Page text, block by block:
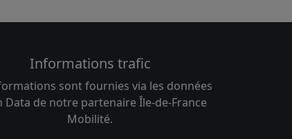
Informations trafic
sont fournies via les données
Data de notre partenaire Île-de-France
Mobilité.